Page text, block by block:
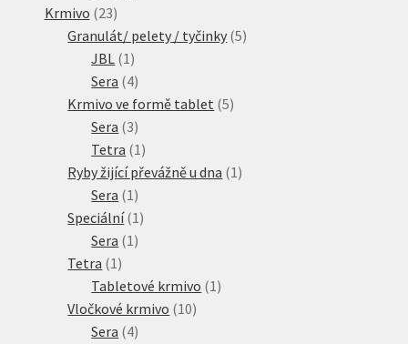
Krmivo 2323
produktů
Granulát/ pelety / tyčinky 55
JBL 1 1
produkt
Sera 44
produkty
Krmivo ve formě tablet 55
Sera 33
produkty
Tetra 1 1
produkt
Ryby žijící převážně u dna 1 1
Sera 1 1
produkt
Speciální 1 1
Sera 1 1
Tetra 1 1
produkt
Tabletové krmivo 1 1
Vločkové krmivo 1010
Sera 44